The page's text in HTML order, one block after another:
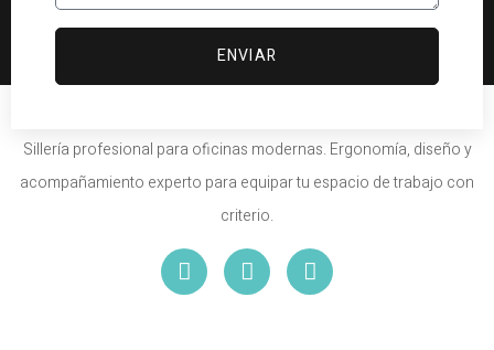
ENVIAR
Sillería profesional para oficinas modernas. Ergonomía, diseño y
acompañamiento experto para equipar tu espacio de trabajo con
criterio.